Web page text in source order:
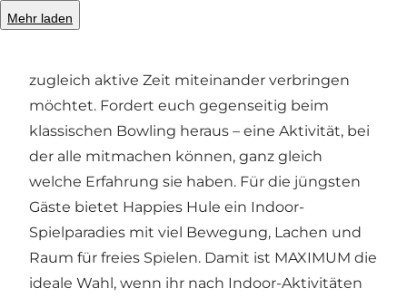
Mehr laden
Bei MAXIMUM in Odense gibt es viel zu erleben,
zugleich aktive Zeit miteinander verbringen
möchtet. Fordert euch gegenseitig beim
klassischen Bowling heraus – eine Aktivität, bei
der alle mitmachen können, ganz gleich
welche Erfahrung sie haben. Für die jüngsten
Gäste bietet Happies Hule ein Indoor-
Spielparadies mit viel Bewegung, Lachen und
Raum für freies Spielen. Damit ist MAXIMUM die
ideale Wahl, wenn ihr nach Indoor-Aktivitäten